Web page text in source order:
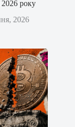
2026 року
2026